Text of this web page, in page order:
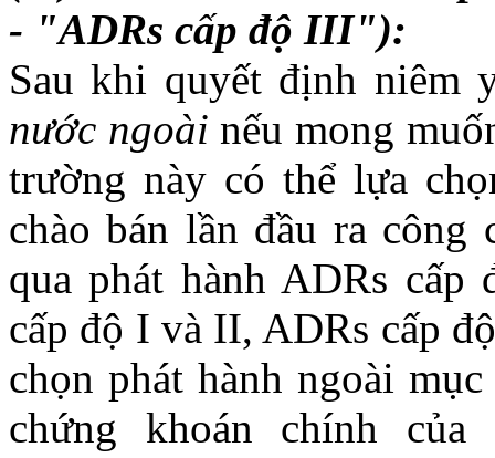
- "ADRs cấp độ III"):
Sau khi quyết định
nước ngoài nếu mong
trường này có thể lựa
chào bán lần đầu ra
qua phát hành ADRs
cấp độ I và II, ADRs cấp
chọn phát hành ngoài
chứng khoán chính